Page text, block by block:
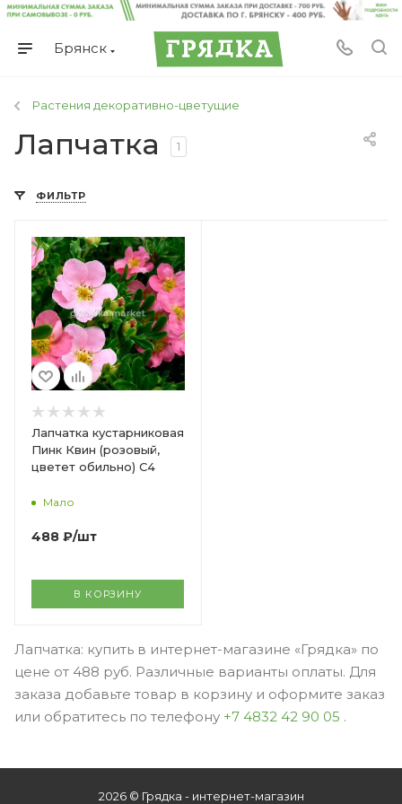
Брянск
Растения декоративно-цветущие
Лапчатка 1
ФИЛЬТР
Лапчатка кустарниковая
Пинк Квин (розовый,
цветет обильно) С4
Мало
488 ₽/шт
В КОРЗИНУ
Лапчатка: купить в интернет-магазине «Грядка» по
цене от 488 руб. Различные варианты оплаты. Для
заказа добавьте товар в корзину и оформите заказ
или обратитесь по телефону +7 4832 42 90 05 .
2026 © Грядка - интернет-магазин